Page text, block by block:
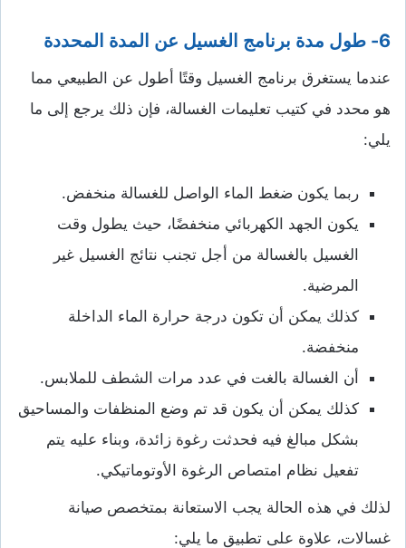
6- طول مدة برنامج الغسيل عن المدة المحددة
عندما يستغرق برنامج الغسيل وقتًا أطول عن الطبيعي مما
هو محدد في كتيب تعليمات الغسالة، فإن ذلك يرجع إلى ما
يلي:
ربما يكون ضغط الماء الواصل للغسالة منخفض.
يكون الجهد الكهربائي منخفضًا، حيث يطول وقت
الغسيل بالغسالة من أجل تجنب نتائج الغسيل غير
المرضية.
كذلك يمكن أن تكون درجة حرارة الماء الداخلة
منخفضة.
أن الغسالة بالغت في عدد مرات الشطف للملابس.
كذلك يمكن أن يكون قد تم وضع المنظفات والمساحيق
بشكل مبالغ فيه فحدثت رغوة زائدة، وبناء عليه يتم
تفعيل نظام امتصاص الرغوة الأوتوماتيكي.
لذلك في هذه الحالة يجب الاستعانة بمتخصص صيانة
غسالات، علاوة على تطبيق ما يلي: